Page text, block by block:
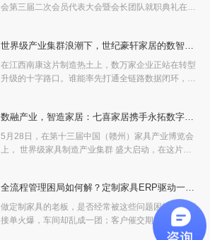
会第三届二次会员代表大会暨会长团队就职典礼在东
世界级产业集群浪潮下，世纪豪轩家居的数智赋
能转型实践
在江西南康这片制造热土上，数万家企业正站在转型
升级的十字路口。谁能率先打通全链路数据闭环，谁
数融产业，智造家居：七喜家居携手永拓数字聚
力产业集群发展
5月28日，在第十三届中国（赣州）家具产业博览会
上， 世界级家具制造产业集群 盛大启动，在这片蓬
定制家具企业中的一个典型代表。 七喜家居长期专
注于 软体家
全流程管理困局如何解？定制家具ERP驱动一体
化高效运营
做定制家具的老板，是否经常被这些问题困扰：门店
接单火爆，车间却乱成一团；客户催交期，一问三不
知；月底算利润，只知道忙，却说不清钱赚在哪 全